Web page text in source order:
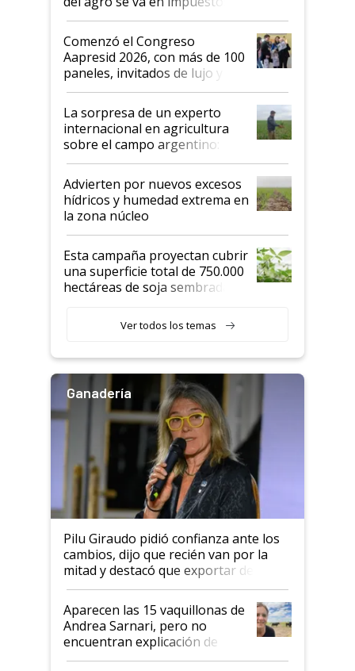
"No es bueno que en
Argentina se sigan discutiendo
las mismas cosas de hace 50
años"
Comenzó el Congreso
Aapresid 2026, con más de 100
paneles, invitados de lujo y
todas las tendencias
La sorpresa de un experto
internacional en agricultura
sobre el campo argentino:
"Estoy muy impresionado"
Advierten por nuevos excesos
hídricos y humedad extrema en
la zona núcleo
Esta campaña proyectan cubrir
una superficie total de 750.000
hectáreas de soja sembradas
variedades que marcan un
salto tecnológico en genética y
Ver todos los temas
Ganadería
Pilu Giraudo pidió confianza ante los
cambios, dijo que recién van por la
mitad y destacó que exportar dejó de
ser "para unos pocos": "Tenemos un
mandato muy claro del gobierno
nacional"
Aparecen las 15 vaquillonas de
Andrea Sarnari, pero no
encuentran explicación de
cómo llegaron allí